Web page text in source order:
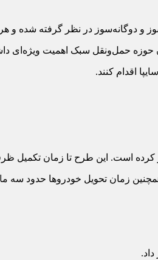
دوگانه‌سوز در نظر گرفته شده و هر
زمان تحویل خودروها حدود سه